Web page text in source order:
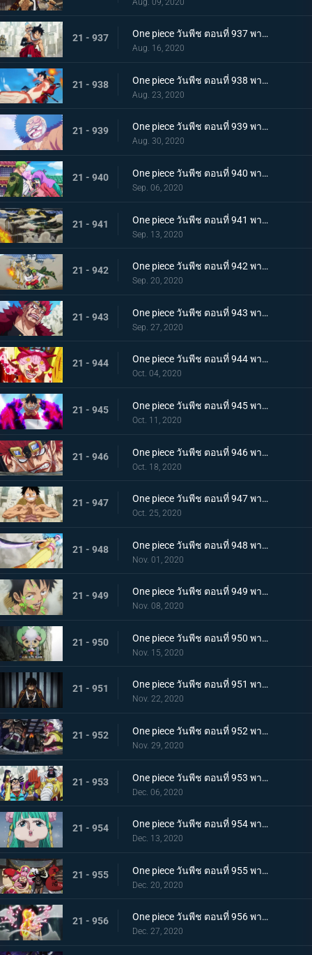
21 - 937 One piece วันพีช ตอนที่ 937 พากย์ไทย โทโนะยาสุ! ผู้เป็นที่รักของเมืองเอบิสุ!
Aug. 16, 2020
21 - 938 One piece วันพีช ตอนที่ 938 พากย์ไทย สะเทือนทั่วหล้า ตัวตนที่แท้จริงของจอมโจรเจ้าหนูสามฉลู
Aug. 23, 2020
21 - 939 One piece วันพีช ตอนที่ 939 พากย์ไทย ความเจ็บปวดของพวกพ้อง! การช่วยเหลือโทโนะยาสุที่ถูกจับ
Aug. 30, 2020
21 - 940 One piece วันพีช ตอนที่ 940 พากย์ไทย ความโกรธของโซโล ตัวตนที่แท้จริงของผลสไมล์!
Sep. 06, 2020
21 - 941 One piece วันพีช ตอนที่ 941 พากย์ไทย น้ำตาโทโกะ ลูกปืนที่ไร้ความรู้สึกของโอโรจิ!
Sep. 13, 2020
21 - 942 One piece วันพีช ตอนที่ 942 พากย์ไทย ใส่ให้ยับ! ความวุ่นวาย! การต่อสู้ที่ลานประหาร
Sep. 20, 2020
21 - 943 One piece วันพีช ตอนที่ 943 พากย์ไทย การตัดสินใจของลูฟี่ ทลายการแข่งซูโม่นรก!
Sep. 27, 2020
21 - 944 One piece วันพีช ตอนที่ 944 พากย์ไทย การมาของพายุ! บิ๊กมัมอาละวาด!
Oct. 04, 2020
21 - 945 One piece วันพีช ตอนที่ 945 พากย์ไทย ความแค้นถั่วแดงต้ม ลูฟี่เข้าตาจน
Oct. 11, 2020
21 - 946 One piece วันพีช ตอนที่ 946 พากย์ไทย หยุดยั้งสี่จักรพรรดิ! แผนการลับของควีน
Oct. 18, 2020
21 - 947 One piece วันพีช ตอนที่ 947 พากย์ไทย อาวุธทรงอานุภาพ! กระสุนโรคระบาดที่เล็งไปที่ลูฟี่
Oct. 25, 2020
21 - 948 One piece วันพีช ตอนที่ 948 พากย์ไทย เปิดฉากโต้กลับ! ลูฟี่และเหล่าซามูไรฝักดาบแดง!
Nov. 01, 2020
21 - 949 One piece วันพีช ตอนที่ 949 พากย์ไทย มาเพื่อชนะ! เสียงร้องที่สิ้นหวังของลูฟี่
Nov. 08, 2020
21 - 950 One piece วันพีช ตอนที่ 950 พากย์ไทย ความฝันของเหล่าทหาร! ลูฟี่ยึดครองอุด้ง!
Nov. 15, 2020
21 - 951 One piece วันพีช ตอนที่ 951 พากย์ไทย การไล่ล่าของโอโรจิ! หน่วยรบนินจา vs โซโล
Nov. 22, 2020
21 - 952 One piece วันพีช ตอนที่ 952 พากย์ไทย การเผชิญหน้าอย่างไม่คาดคิด! ของสี่จักรพรรดิทั้งสองคน
Nov. 29, 2020
21 - 953 One piece วันพีช ตอนที่ 953 พากย์ไทย คำสารภาพของฮิโยริ! พานพบอีกครั้งที่สะพานโออิฮิงิ
Dec. 06, 2020
21 - 954 One piece วันพีช ตอนที่ 954 พากย์ไทย ชื่อของมันคือเอ็นมะ! สุดยอดดาบของโอเด้ง!
Dec. 13, 2020
21 - 955 One piece วันพีช ตอนที่ 955 พากย์ไทย พันธมิตรใหม่? รวมพลกองกำลังไคโด!
Dec. 20, 2020
21 - 956 One piece วันพีช ตอนที่ 956 พากย์ไทย การต่อสู้ครั้งใหญ่! กลุ่มหมวกฟางเข้าโหมดต่อสู้!
Dec. 27, 2020